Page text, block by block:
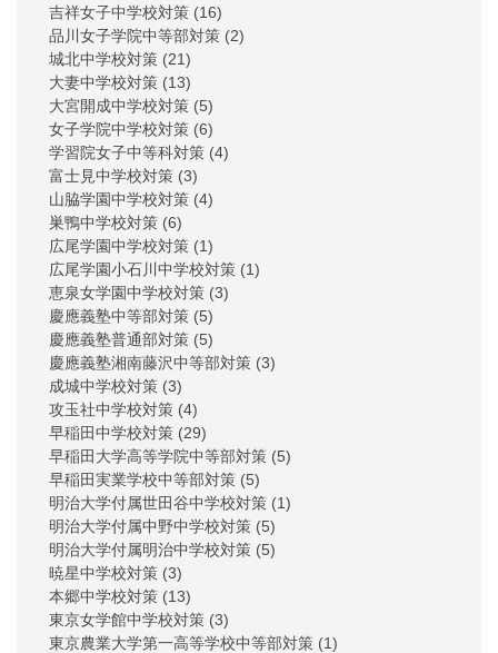
吉祥女子中学校対策 (16)
品川女子学院中等部対策 (2)
城北中学校対策 (21)
大妻中学校対策 (13)
大宮開成中学校対策 (5)
女子学院中学校対策 (6)
学習院女子中等科対策 (4)
富士見中学校対策 (3)
山脇学園中学校対策 (4)
巣鴨中学校対策 (6)
広尾学園中学校対策 (1)
広尾学園小石川中学校対策 (1)
恵泉女学園中学校対策 (3)
慶應義塾中等部対策 (5)
慶應義塾普通部対策 (5)
慶應義塾湘南藤沢中等部対策 (3)
成城中学校対策 (3)
攻玉社中学校対策 (4)
早稲田中学校対策 (29)
早稲田大学高等学院中等部対策 (5)
早稲田実業学校中等部対策 (5)
明治大学付属世田谷中学校対策 (1)
明治大学付属中野中学校対策 (5)
明治大学付属明治中学校対策 (5)
暁星中学校対策 (3)
本郷中学校対策 (13)
東京女学館中学校対策 (3)
東京農業大学第一高等学校中等部対策 (1)